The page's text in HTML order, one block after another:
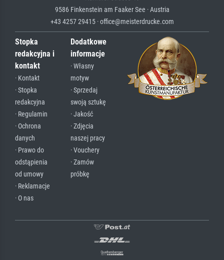
9586 Finkenstein am Faaker See · Austria
+43 4257 29415 · office@meisterdrucke.com
Stopka
redakcyjna i
kontakt
· Kontakt
· Stopka
redakcyjna
· Regulamin
· Ochrona
danych
· Prawo do
odstąpienia
od umowy
· Reklamacje
· O nas
Dodatkowe
informacje
· Własny
motyw
· Sprzedaj
swoją sztukę
· Jakość
· Zdjęcia
naszej pracy
· Vouchery
· Zamów
próbkę